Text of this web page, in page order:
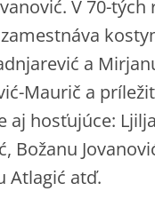
V 70-tých
a
Maurič a
aj hosťujúce:
Božanu
Atlagić atď.